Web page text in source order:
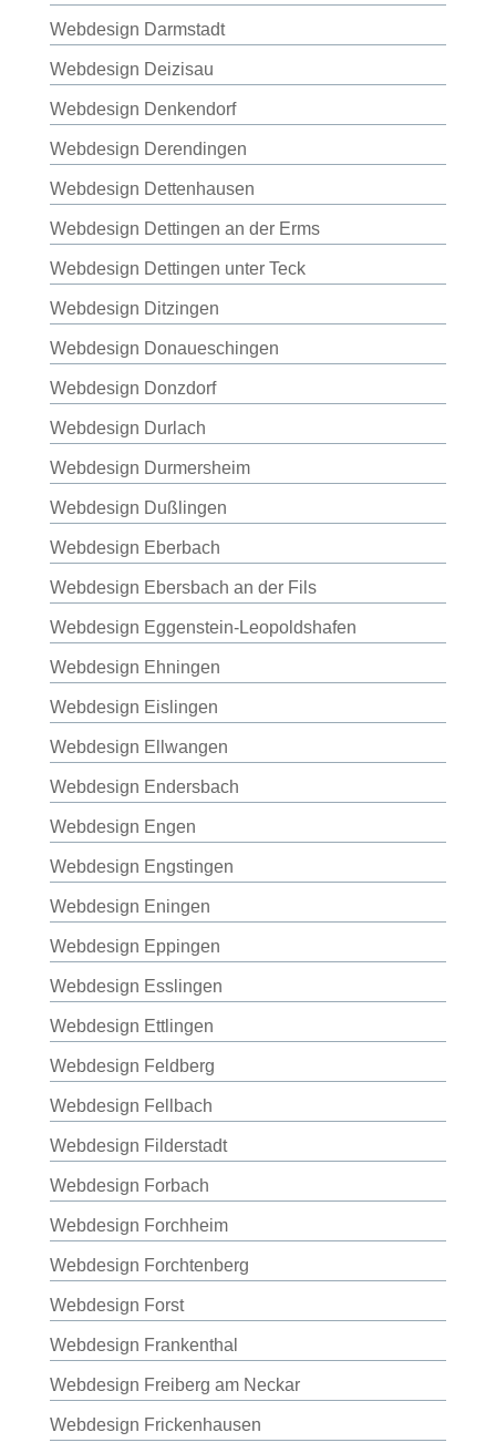
Webdesign Darmstadt
Webdesign Deizisau
Webdesign Denkendorf
Webdesign Derendingen
Webdesign Dettenhausen
Webdesign Dettingen an der Erms
Webdesign Dettingen unter Teck
Webdesign Ditzingen
Webdesign Donaueschingen
Webdesign Donzdorf
Webdesign Durlach
Webdesign Durmersheim
Webdesign Dußlingen
Webdesign Eberbach
Webdesign Ebersbach an der Fils
Webdesign Eggenstein-Leopoldshafen
Webdesign Ehningen
Webdesign Eislingen
Webdesign Ellwangen
Webdesign Endersbach
Webdesign Engen
Webdesign Engstingen
Webdesign Eningen
Webdesign Eppingen
Webdesign Esslingen
Webdesign Ettlingen
Webdesign Feldberg
Webdesign Fellbach
Webdesign Filderstadt
Webdesign Forbach
Webdesign Forchheim
Webdesign Forchtenberg
Webdesign Forst
Webdesign Frankenthal
Webdesign Freiberg am Neckar
Webdesign Frickenhausen